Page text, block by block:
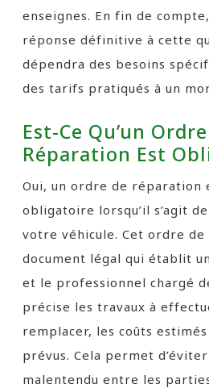
enseignes. En fin de
réponse définitive à cette
dépendra des besoins
des tarifs pratiqués à un
Est-Ce Qu’un
Réparation Est
Oui, un ordre de réparation
obligatoire lorsqu’il s’agit
votre véhicule. Cet ordre
document légal qui établit
et le professionnel chargé
précise les travaux à
remplacer, les coûts
prévus. Cela permet
malentendu entre les